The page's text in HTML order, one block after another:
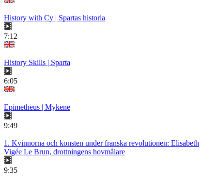
History with Cy | Spartas historia
7:12
History Skills | Sparta
6:05
Epimetheus | Mykene
9:49
1. Kvinnorna och konsten under franska revolutionen: Elisabeth
Vigée Le Brun, drottningens hovmålare
9:35